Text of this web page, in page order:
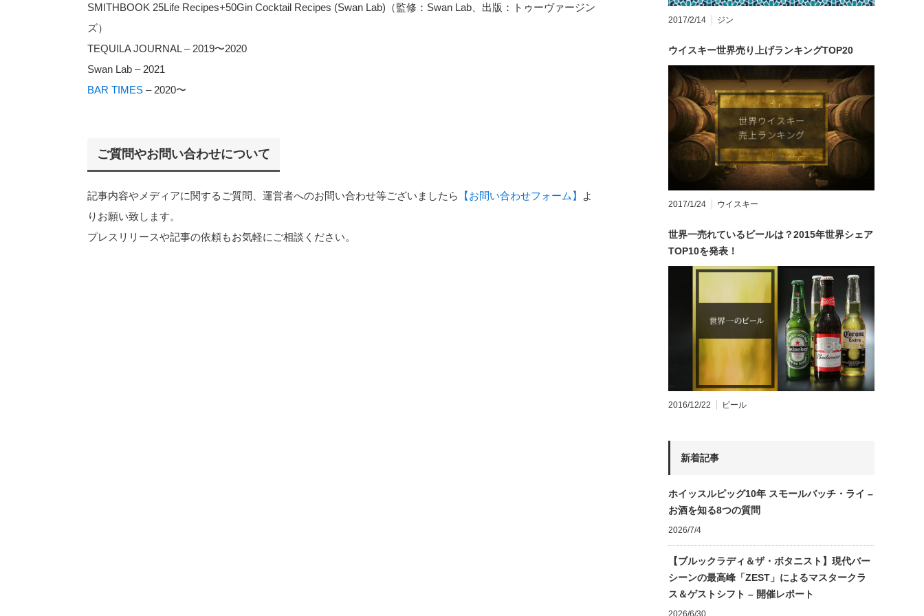
SMITHBOOK 25Life Recipes+50Gin Cocktail Recipes (Swan Lab)（監修：Swan Lab、出版：トゥーヴァージン
ズ）
TEQUILA JOURNAL – 2019〜2020
Swan Lab – 2021
BAR TIMES – 2020〜
ご質問やお問い合わせについて
記事内容やメディアに関するご質問、運営者へのお問い合わせ等ございましたら 【お問い合わせフォーム】
よ
りお願い致します。
プレスリリースや記事の依頼もお気軽にご相談ください。
2017/2/14 ジン
ウイスキー世界売り上げランキングTOP20
2017/1/24 ウイスキー
世界一売れているビールは？2015年世界シェア
TOP10を発表！
2016/12/22 ビール
新着記事
ホイッスルピッグ10年 スモールバッチ・ライ –
お酒を知る8つの質問
2026/7/4
【ブルックラディ＆ザ・ボタニスト】現代バー
シーンの最高峰「ZEST」によるマスタークラ
ス＆ゲストシフト – 開催レポート
2026/6/30